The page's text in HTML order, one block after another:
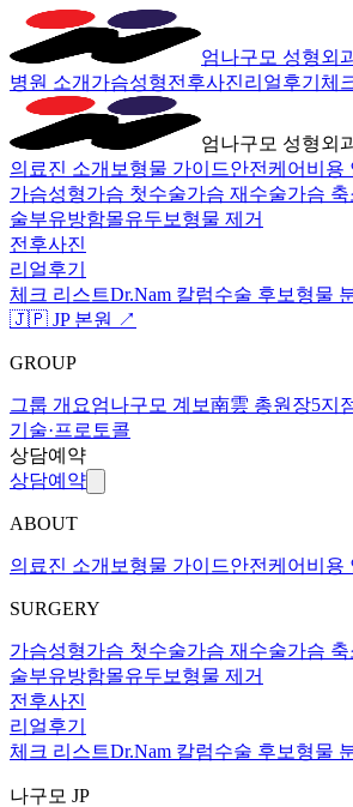
엄나구모 성형외
병원 소개 가슴성형전후사진리얼후기 체
엄나구모 성형외
의료진 소개 보형물 가이드안전케어 비용
가슴성형가슴 첫수술가슴 재수술가슴
술부유방함몰유두 보형물 제거
전후사진
리얼후기
체크 리스트Dr.Nam 칼럼수술 후 보형물
🇯🇵 JP 본원 ↗
GROUP
그룹 개요엄나구모 계보南雲 총원장5지
기술·프로토콜
상담예약
상담예약
ABOUT
의료진 소개 보형물 가이드안전케어 비용
SURGERY
가슴성형가슴 첫수술가슴 재수술가슴
술부유방함몰유두 보형물 제거
전후사진
리얼후기
체크 리스트Dr.Nam 칼럼수술 후 보형물
나구모 JP